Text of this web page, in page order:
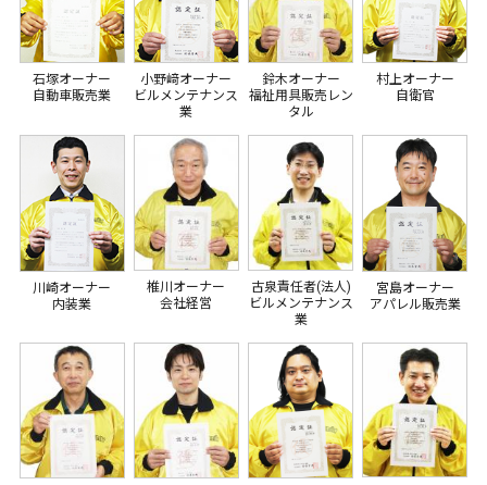
石塚オーナー
自動車販売業
小野﨑オーナー
ビルメンテナンス
業
鈴木オーナー
福祉用具販売レン
タル
村上オーナー
自衛官
川崎オーナー
内装業
椎川オーナー
会社経営
古泉責任者(法人)
ビルメンテナンス
業
宮島オーナー
アパレル販売業